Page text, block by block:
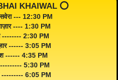
KHAIWAL ⭕️
सवेरा --- 12:30 PM
---- 1:30 PM
-------- 2:30 PM
------ 3:05 PM
------ 4:35 PM
5:30 PM
--------- 6:05 PM